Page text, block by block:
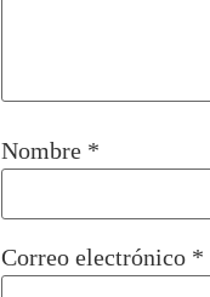
Nombre *
Correo electrónico *